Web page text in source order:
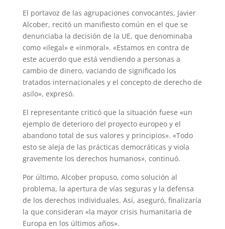
El portavoz de las agrupaciones convocantes, Javier
Alcober, recitó un manifiesto común en el que se
denunciaba la decisión de la UE, que denominaba
como «ilegal» e «inmoral». «Estamos en contra de
este acuerdo que está vendiendo a personas a
cambio de dinero, vaciando de significado los
tratados internacionales y el concepto de derecho de
asilo», expresó.
El representante criticó que la situación fuese «un
ejemplo de deterioro del proyecto europeo y el
abandono total de sus valores y principios». «Todo
esto se aleja de las prácticas democráticas y viola
gravemente los derechos humanos», continuó.
Por último, Alcober propuso, como solución al
problema, la apertura de vías seguras y la defensa
de los derechos individuales. Así, aseguró, finalizaría
la que consideran «la mayor crisis humanitaria de
Europa en los últimos años».